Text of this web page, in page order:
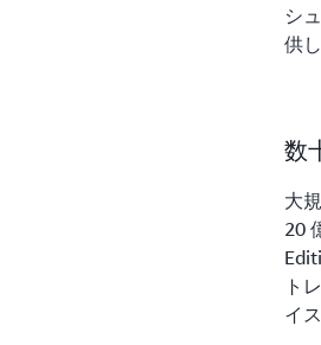
シ
供
数
大
20
ト
イ